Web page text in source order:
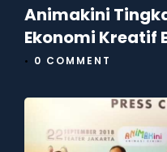
Animakini
Ekonomi Kreatif
• 0 COMMENT